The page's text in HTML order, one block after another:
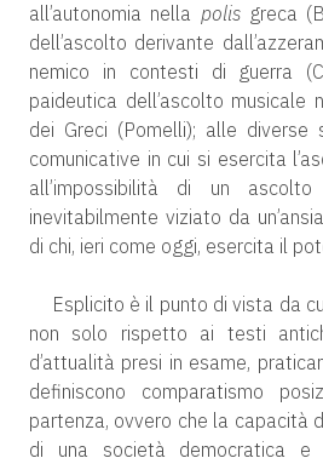
all’autonomia nella polisgreca
dell’ascolto derivante
nemico in contesti di guerra
paideutica dell’ascolto musicale
dei Greci (Pomelli); alle diverse
comunicative in cui si esercita
all’impossibilità di un
inevitabilmente viziato da
di chi, ieri come oggi, esercita il
Esplicito è il punto di vista da
non solo rispetto ai testi
d’attualità presi in esame,
definiscono comparatismo
partenza, ovvero che la capacità
di una società democratica e